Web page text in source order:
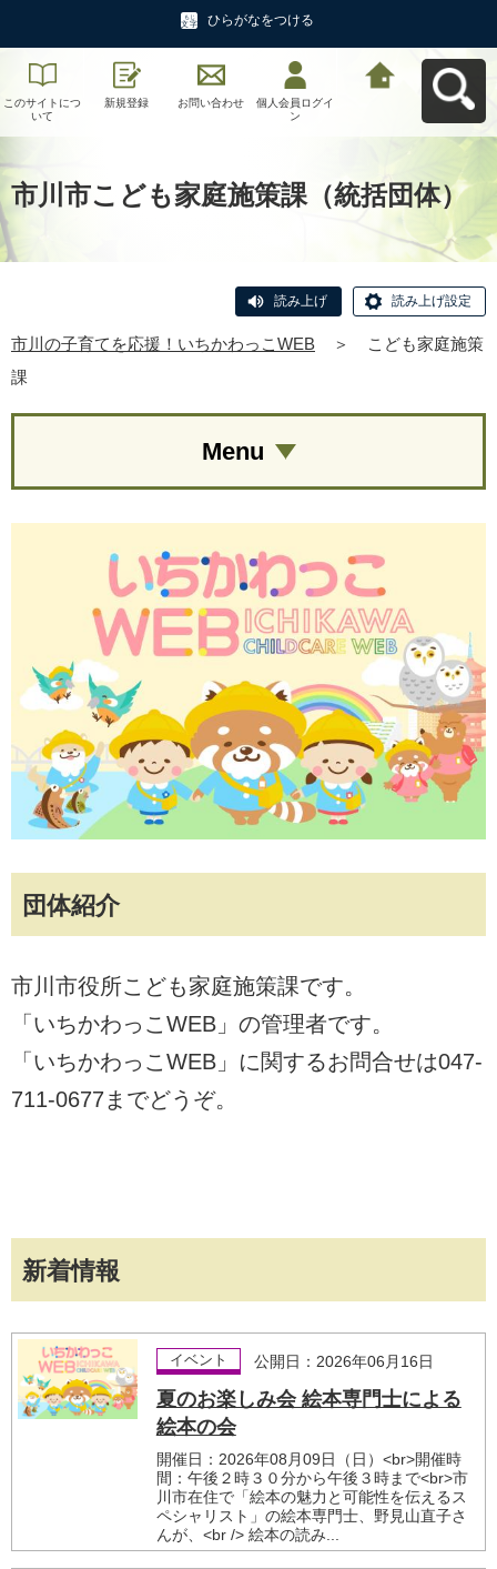
ひらがなをつける
このサイトにつ
いて
新規登録 お問い合わせ
個人会員ログイ
ン
市川市こども家庭施策課（統括団体）
読み上げ 読み上げ設定
市川の子育てを応援！いちかわっこWEB ＞
こども家庭施策
課
団体紹介
市川市役所こども家庭施策課です。
「いちかわっこWEB」の管理者です。
「いちかわっこWEB」に関するお問合せは047-
711-0677までどうぞ。
新着情報
イベント 公開日：2026年06月16日
夏のお楽しみ会 絵本専門士による
絵本の会
開催日：2026年08月09日（日）<br>開催時
間：午後２時３０分から午後３時まで<br>市
川市在住で「絵本の魅力と可能性を伝えるス
ペシャリスト」の絵本専門士、野見山直子さ
んが、<br /> 絵本の読み...
Menu